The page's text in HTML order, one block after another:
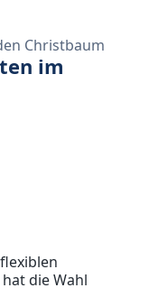
Christbaum
im
die Wahl